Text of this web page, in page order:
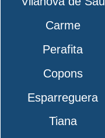
Carme
Perafita
Copons
Esparreguera
Tiana